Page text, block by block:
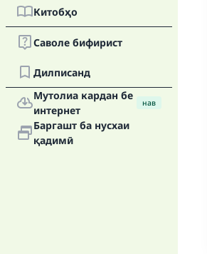
Китобҳо
Саволе бифирист
Дилписанд
Мутолиа кардан бе
интернет
нав
Баргашт ба нусхаи
қадимӣ